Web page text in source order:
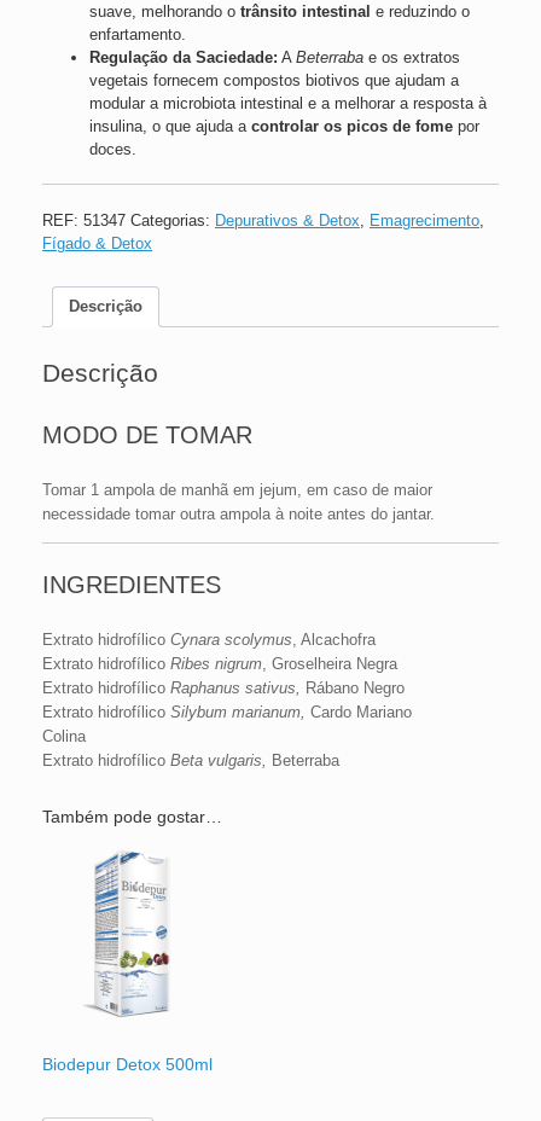
suave, melhorando o trânsito intestinal e reduzindo o
enfartamento.
Regulação da Saciedade: A Beterraba e os extratos
vegetais fornecem compostos biotivos que ajudam a
modular a microbiota intestinal e a melhorar a resposta à
insulina, o que ajuda a controlar os picos de fome por
doces.
REF: 51347 Categorias: Depurativos & Detox Emagrecimento
Fígado & Detox
Descrição
Descrição
MODO DE TOMAR
Tomar 1 ampola de manhã em jejum, em caso de maior
necessidade tomar outra ampola à noite antes do jantar.
INGREDIENTES
Extrato hidrofílico Cynara scolymus , Alcachofra
Extrato hidrofílico Ribes nigrum , Groselheira Negra
Extrato hidrofílico Raphanus sativus,
Rábano Negro
Extrato hidrofílico Silybum marianum, Cardo Mariano
Colina
Extrato hidrofílico Beta vulgaris, Beterraba
Também pode gostar…
Biodepur Detox 500ml